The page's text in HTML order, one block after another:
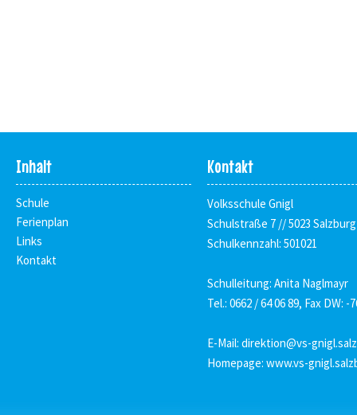
Inhalt
Schule
Ferienplan
Links
Kontakt
Kontakt
Volksschule Gnigl
Schulstraße 7 // 5023 Salzburg
Schulkennzahl: 501021
Schulleitung: Anita Naglmayr
Tel.: 0662 / 64 06 89, Fax DW: -
E-Mail: direktion@vs-
Homepage: www.vs-